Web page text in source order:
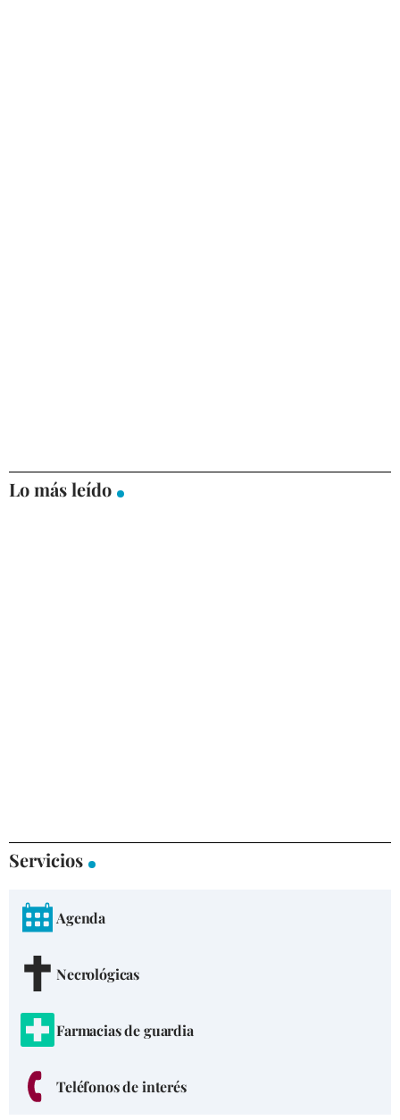
Lo más leído
Servicios
Agenda
Necrológicas
Farmacias de guardia
Teléfonos de interés